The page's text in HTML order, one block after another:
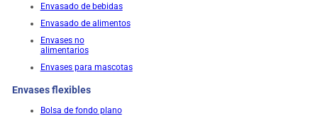
Envasado de bebidas
Envasado de alimentos
Envases no
alimentarios
Envases para mascotas
Envases flexibles
Bolsa de fondo plano